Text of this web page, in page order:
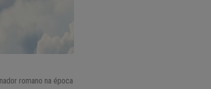
romano na época